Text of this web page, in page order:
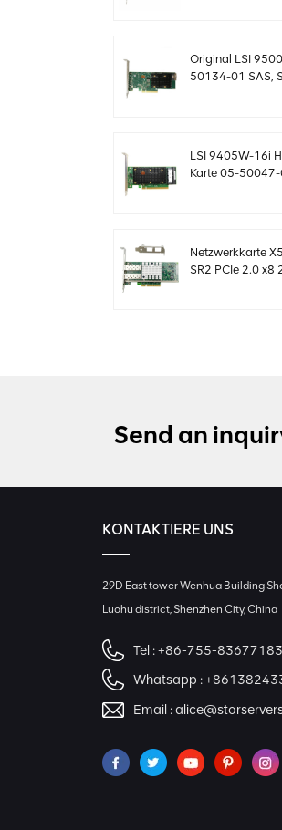
Original LSI
50134-01 SAS,
LSI 9405W-16i
Karte 05-
Netzwerkkarte
SR2 PCIe 2.0 x8
Send an
KONTAKTIERE UNS
29D East tower Wenhua Building
Luohu district, Shenzhen City, China
Tel :+86-755-83677183
Whatsapp :
Email :